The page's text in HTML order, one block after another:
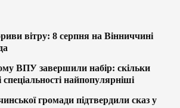
вітру: 8 серпня на Вінниччині
ВПУ завершили набір: скільки
найпопулярніші
громади підтвердили сказ у